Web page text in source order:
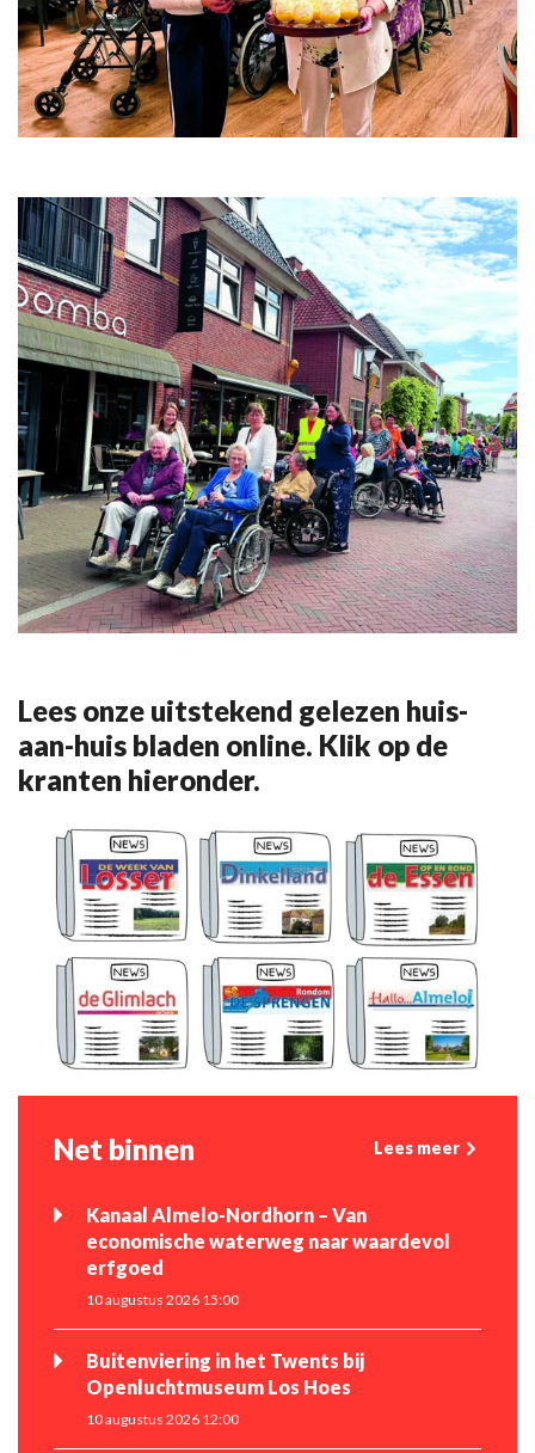
Lees onze uitstekend gelezen huis-
aan-huis bladen online. Klik op de
kranten hieronder.
Net binnen Lees meer
Kanaal Almelo-Nordhorn – Van
economische waterweg naar waardevol
erfgoed
10 augustus 2026 15:00
Buitenviering in het Twents bij
Openluchtmuseum Los Hoes
10 augustus 2026 12:00